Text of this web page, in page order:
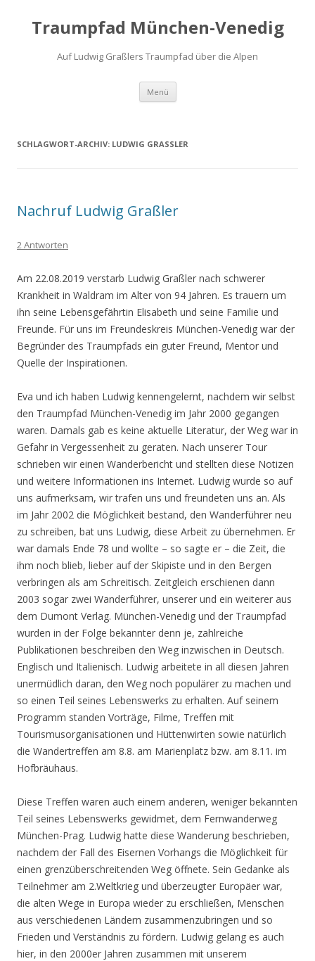
Traumpfad München-Venedig
Auf Ludwig Graßlers Traumpfad über die Alpen
Menü Zum
springen
SCHLAGWORT-ARCHIV: LUDWIG GRASSLER
Nachruf Ludwig Graßler
2 Antworten
Am 22.08.2019 verstarb Ludwig Graßler nach schwerer
Krankheit in Waldram im Alter von 94 Jahren. Es trauern um
ihn seine Lebensgefährtin Elisabeth und seine Familie und
Freunde. Für uns im Freundeskreis München-Venedig war der
Begründer des Traumpfads ein guter Freund, Mentor und
Quelle der Inspirationen.
Eva und ich haben Ludwig kennengelernt, nachdem wir selbst
den Traumpfad München-Venedig im Jahr 2000 gegangen
waren. Damals gab es keine aktuelle Literatur, der Weg war in
Gefahr in Vergessenheit zu geraten. Nach unserer Tour
schrieben wir einen Wanderbericht und stellten diese Notizen
und weitere Informationen ins Internet. Ludwig wurde so auf
uns aufmerksam, wir trafen uns und freundeten uns an. Als
im Jahr 2002 die Möglichkeit bestand, den Wanderführer neu
zu schreiben, bat uns Ludwig, diese Arbeit zu übernehmen. Er
war damals Ende 78 und wollte – so sagte er – die Zeit, die
ihm noch blieb, lieber auf der Skipiste und in den Bergen
verbringen als am Schreitisch. Zeitgleich erschienen dann
2003 sogar zwei Wanderführer, unserer und ein weiterer aus
dem Dumont Verlag. München-Venedig und der Traumpfad
wurden in der Folge bekannter denn je, zahlreiche
Publikationen beschreiben den Weg inzwischen in Deutsch.
Englisch und Italienisch. Ludwig arbeitete in all diesen Jahren
unermüdlich daran, den Weg noch populärer zu machen und
so einen Teil seines Lebenswerks zu erhalten. Auf seinem
Programm standen Vorträge, Filme, Treffen mit
Tourismusorganisationen und Hüttenwirten sowie natürlich
die Wandertreffen am 8.8. am Marienplatz bzw. am 8.11. im
Hofbräuhaus.
Diese Treffen waren auch einem anderen, weniger bekannten
Teil seines Lebenswerks gewidmet, dem Fernwanderweg
München-Prag. Ludwig hatte diese Wanderung beschrieben,
nachdem der Fall des Eisernen Vorhangs die Möglichkeit für
einen grenzüberschreitenden Weg öffnete. Sein Gedanke als
Teilnehmer am 2.Weltkrieg und überzeugter Europäer war,
die alten Wege in Europa wieder zu erschließen, Menschen
aus verschiedenen Ländern zusammenzubringen und so
Frieden und Verständnis zu fördern. Ludwig gelang es auch
hier, in den 2000er Jahren zusammen mit unserem